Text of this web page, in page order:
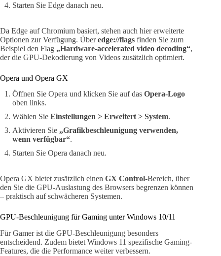
Starten Sie Edge danach neu.
Da Edge auf Chromium basiert, stehen auch hier erweiterte
Optionen zur Verfügung. Überedge://flags finden Sie zum
Beispiel den Flag „Hardware-accelerated video decoding“,
der die GPU-Dekodierung von Videos zusätzlich optimiert.
Opera und Opera GX
Öffnen Sie Opera und klicken Sie auf das Opera-Logo
oben links.
Wählen Sie Einstellungen > Erweitert > System.
Aktivieren Sie „Grafikbeschleunigung verwenden,
wenn verfügbar“.
Starten Sie Opera danach neu.
Opera GX bietet zusätzlich einen GX Control-Bereich, über
den Sie die GPU-Auslastung des Browsers begrenzen können
– praktisch auf schwächeren Systemen.
GPU-Beschleunigung für Gaming unter Windows 10/11
Für Gamer ist die GPU-Beschleunigung besonders
entscheidend. Zudem bietet Windows 11 spezifische Gaming-
Features, die die Performance weiter verbessern.